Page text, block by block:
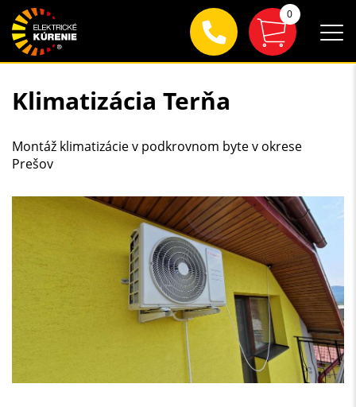
Klimatizácia Terňa
Montáž klimatizácie v podkrovnom byte v okrese
Prešov
0